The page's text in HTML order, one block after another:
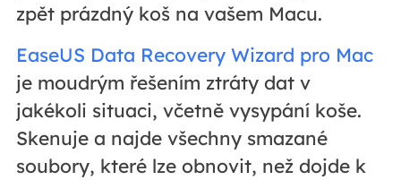
zpět prázdný koš na vašem Macu.
EaseUS Data Recovery Wizard pro Mac
je moudrým řešením ztráty dat v
jakékoli situaci, včetně vysypání koše.
Skenuje a najde všechny smazané
soubory, které lze obnovit, než dojde k